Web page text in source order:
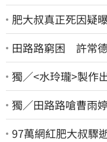
肥大叔真正死因疑
田路路窮困 許常
獨／<水玲瓏>製
獨／田路路嗆曹雨
97萬網紅肥大叔